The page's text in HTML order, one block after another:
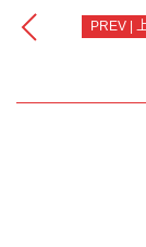
PREV |